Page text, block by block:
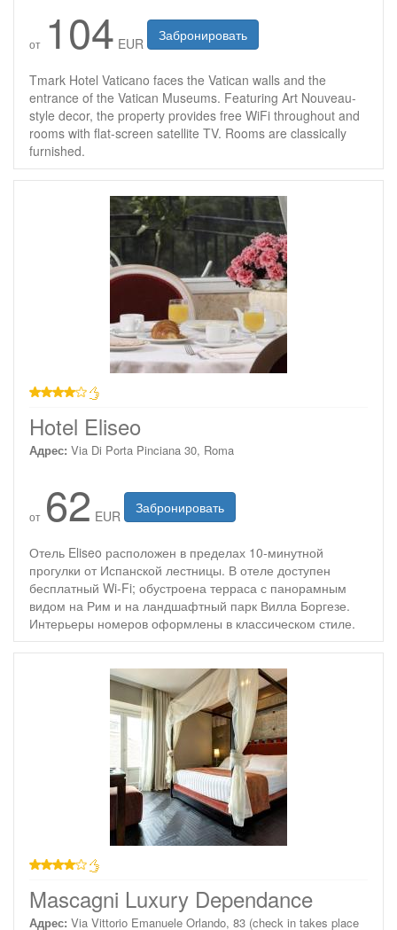
от 104 EUR Забронировать
Tmark Hotel Vaticano faces the Vatican walls and the
entrance of the Vatican Museums. Featuring Art Nouveau-
style decor, the property provides free WiFi throughout and
rooms with flat-screen satellite TV. Rooms are classically
furnished.
Hotel Eliseo
Адрес: Via Di Porta Pinciana 30, Roma
от 62 EUR Забронировать
Отель Eliseo расположен в пределах 10-минутной
прогулки от Испанской лестницы. В отеле доступен
бесплатный Wi-Fi; обустроена терраса с панорамным
видом на Рим и на ландшафтный парк Вилла Боргезе.
Интерьеры номеров оформлены в классическом стиле.
Mascagni Luxury Dependance
Адрес: Via Vittorio Emanuele Orlando, 83 (check in takes place